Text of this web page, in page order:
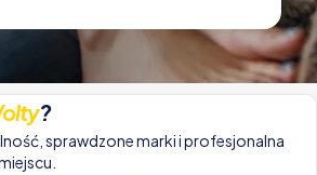
?
sprawdzone marki i profesjonalna